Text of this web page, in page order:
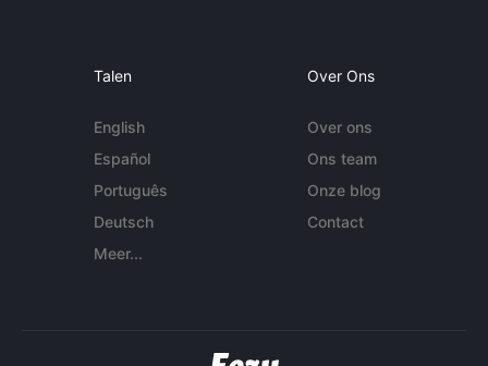
Talen
English
Español
Português
Deutsch
Meer...
Over Ons
Over ons
Ons team
Onze blog
Contact